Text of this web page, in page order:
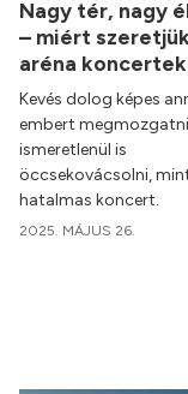
Nagy tér, nagy
– miért
aréna
Kevés dolog képes
embert
ismeretlenül is
öccsekovácsolni,
hatalmas koncert.
2025. MÁJUS 26.